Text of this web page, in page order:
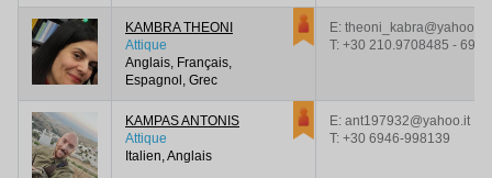
KAMBRA THEONI
Attique
Anglais, Français,
Espagnol, Grec
E: theoni_kabra@yahoo.gr
T: +30 210.9708485 -
KAMPAS ANTONIS
Attique
Italien, Anglais
E: ant197932@yahoo.it
T: +30 6946-998139